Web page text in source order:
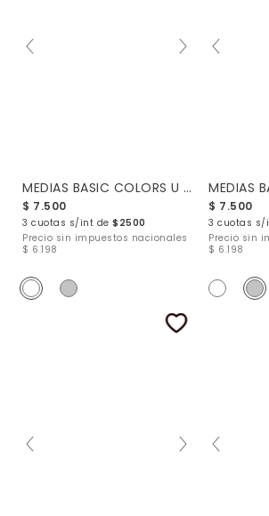
MEDIAS BASIC COLORS U 4-10
$ 7.500
3 cuotas s/int de $2500
Precio sin impuestos nacionales
$ 6.198
$ 7.500
3 cuotas s/
Precio sin
$ 6.198